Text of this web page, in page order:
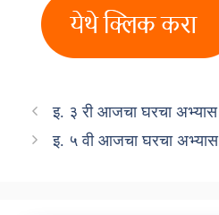
इ. ३ री आजचा घरचा अभ्यास
इ. ५ वी आजचा घरचा अभ्यास